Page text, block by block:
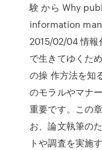
験 から Why
information
2015/02/04 情報
で生きてゆくた
の操 作方法を知
のモラルやマナ
重要です。この
お、論文執筆の
トや調査を実施